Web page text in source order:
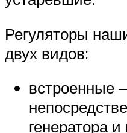
Регуляторы
двух видов:
встроенные
генератора